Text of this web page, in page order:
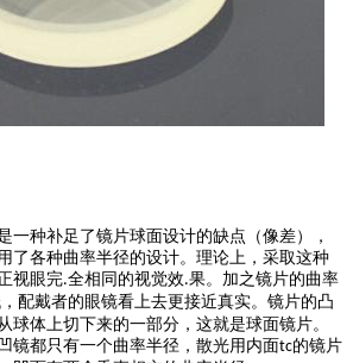
一种补足了镜片球面设计的缺点（像差），
了各种曲率半径的设计。理论上，采取这种
视眼完.全相同的视觉效.果。加之镜片的曲率
配戴者的眼镜看上去更接近真实。镜片的凸
球体上切下来的一部分，这就是球面镜片。
镜都只有一个曲率半径，散光用内面tc的镜片